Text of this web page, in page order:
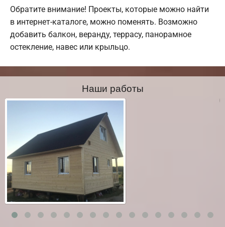
Обратите внимание! Проекты, которые можно найти
в интернет-каталоге, можно поменять. Возможно
добавить балкон, веранду, террасу, панорамное
остекление, навес или крыльцо.
Наши работы